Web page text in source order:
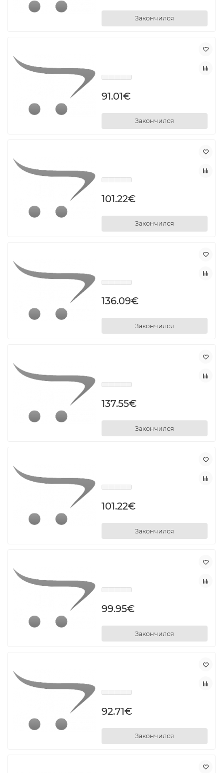
Закончился
91.01€
Закончился
101.22€
Закончился
136.09€
Закончился
137.55€
Закончился
101.22€
Закончился
99.95€
Закончился
92.71€
Закончился